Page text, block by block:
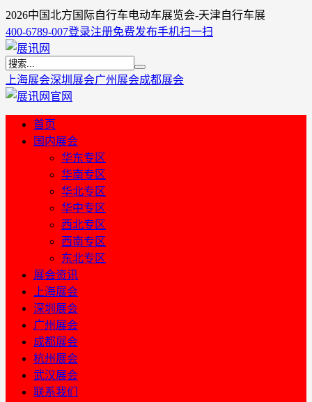
​2026中国北方国际自行车电动车展览会-天津自行车展
400-6789-007登录注册免费发布手机扫一扫
上海展会深圳展会广州展会成都展会
首页
国内展会
华东专区
华南专区
华北专区
华中专区
西北专区
西南专区
东北专区
展会资讯
上海展会
深圳展会
广州展会
成都展会
杭州展会
武汉展会
联系我们